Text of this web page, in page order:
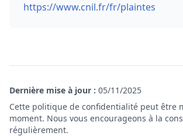
https://www.cnil.fr/fr/plaintes
Dernière mise à jour : 05/11/2025
Cette politique de confidentialité peut être
moment. Nous vous encourageons à la
régulièrement.